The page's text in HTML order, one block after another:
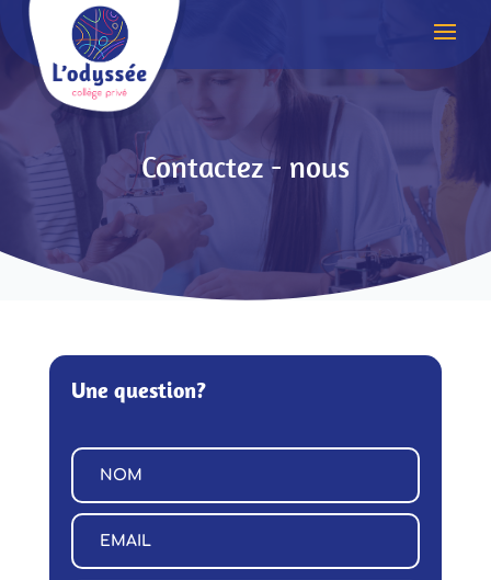
Contactez - nous
Une question?